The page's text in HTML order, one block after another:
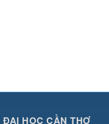
ĐẠI HỌC CẦN THƠ